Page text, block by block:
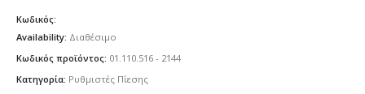
Κωδικός:
Availability: Διαθέσιμο
Κωδικός προϊόντος: 01.110.516 - 2144
Κατηγορία: Ρυθμιστές Πίεσης